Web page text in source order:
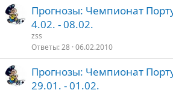
Прогнозы: Чемпионат
4.02. - 08.02.
zss
Ответы 28 06.02.2010
Прогнозы: Чемпионат
29.01. - 01.02.